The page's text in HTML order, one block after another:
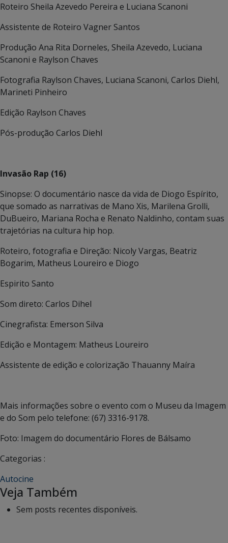
Roteiro Sheila Azevedo Pereira e Luciana Scanoni
Assistente de Roteiro Vagner Santos
Produção Ana Rita Dorneles, Sheila Azevedo, Luciana
Scanoni e Raylson Chaves
Fotografia Raylson Chaves, Luciana Scanoni, Carlos Diehl,
Marineti Pinheiro
Edição Raylson Chaves
Pós-produção Carlos Diehl
Invasão Rap (16)
Sinopse: O documentário nasce da vida de Diogo Espírito,
que somado as narrativas de Mano Xis, Marilena Grolli,
DuBueiro, Mariana Rocha e Renato Naldinho, contam suas
trajetórias na cultura hip hop.
Roteiro, fotografia e Direção: Nicoly Vargas, Beatriz
Bogarim, Matheus Loureiro e Diogo
Espirito Santo
Som direto: Carlos Dihel
Cinegrafista: Emerson Silva
Edição e Montagem: Matheus Loureiro
Assistente de edição e colorização Thauanny Maíra
Mais informações sobre o evento com o Museu da Imagem
e do Som pelo telefone: (67) 3316-9178.
Foto: Imagem do documentário Flores de Bálsamo
Categorias :
Autocine
Veja Também
Sem posts recentes disponíveis.